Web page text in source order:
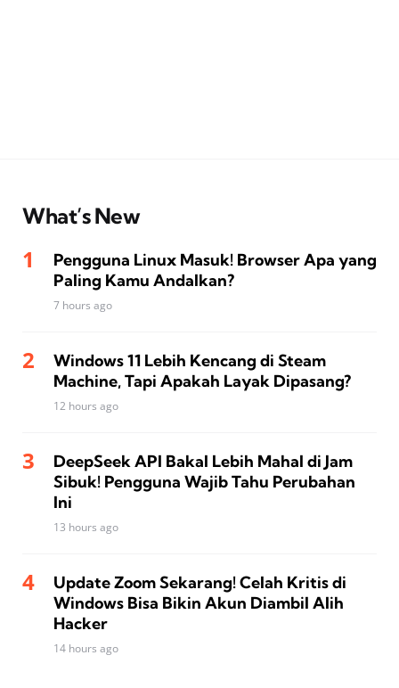
What’s New
Pengguna Linux Masuk! Browser Apa yang
Paling Kamu Andalkan?
7 hours ago
Windows 11 Lebih Kencang di Steam
Machine, Tapi Apakah Layak Dipasang?
12 hours ago
DeepSeek API Bakal Lebih Mahal di Jam
Sibuk! Pengguna Wajib Tahu Perubahan
Ini
13 hours ago
Update Zoom Sekarang! Celah Kritis di
Windows Bisa Bikin Akun Diambil Alih
Hacker
14 hours ago